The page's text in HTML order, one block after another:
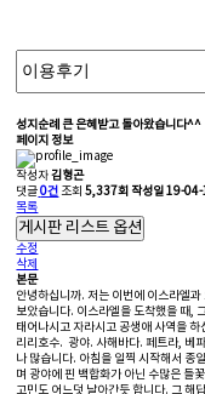
성지순례 큰 은혜받고 돌아왔습니다^^
페이지 정보
작성자 김형곤
댓글 0건 조회 5,337회 작성일19-
목록
게시판 리스트 옵션
수정
삭제
본문
안녕하십니까. 저는 이번에 이스라엘
보았습니다. 이스라엘을 도착했을 때,
태어나시고 자라시고 공생애 사역을
리리호수. 광야. 사해바다. 페트라, 베
나 많습니다. 아침을 일찍 시작해서 종
며 광야에 핀 백합화가 아닌 수많은 들
고민도 어느덧 날아간듯 합니다. 그 해